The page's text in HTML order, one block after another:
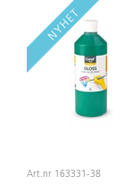
Art.nr 163331-38